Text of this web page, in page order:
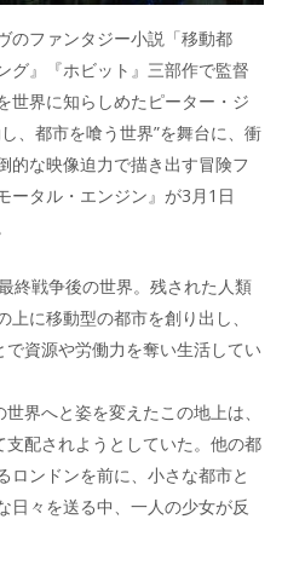
のファンタジー小説「移動都
グ』『ホビット』三部作で監督
世界に知らしめたピーター・ジ
、都市を喰う世界”を舞台に、衝
的な映像迫力で描き出す冒険フ
ータル・エンジン』が3月1日
終戦争後の世界。残された人類
に移動型の都市を創り出し、
で資源や労働力を奪い生活してい
界へと姿を変えたこの地上は、
支配されようとしていた。他の都
ロンドンを前に、小さな都市と
日々を送る中、一人の少女が反